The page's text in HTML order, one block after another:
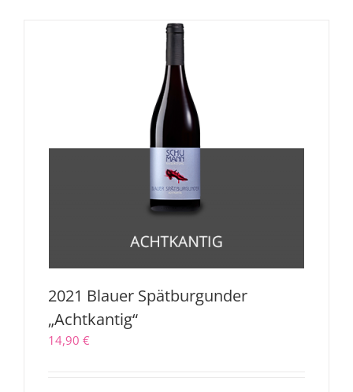
2021 Blauer Spätburgunder
„Achtkantig“
14,90 €